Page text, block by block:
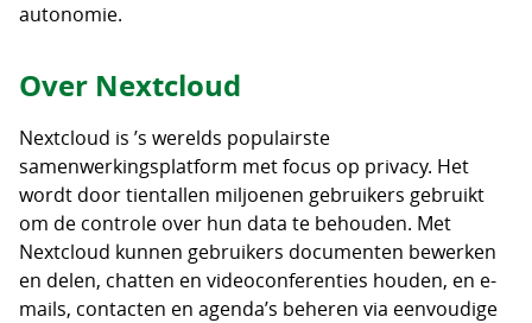
autonomie.
Over Nextcloud
Nextcloud is ’s werelds populairste
samenwerkingsplatform met focus op privacy. Het
wordt door tientallen miljoenen gebruikers gebruikt
om de controle over hun data te behouden. Met
Nextcloud kunnen gebruikers documenten bewerken
en delen, chatten en videoconferenties houden, en e-
mails, contacten en agenda’s beheren via eenvoudige